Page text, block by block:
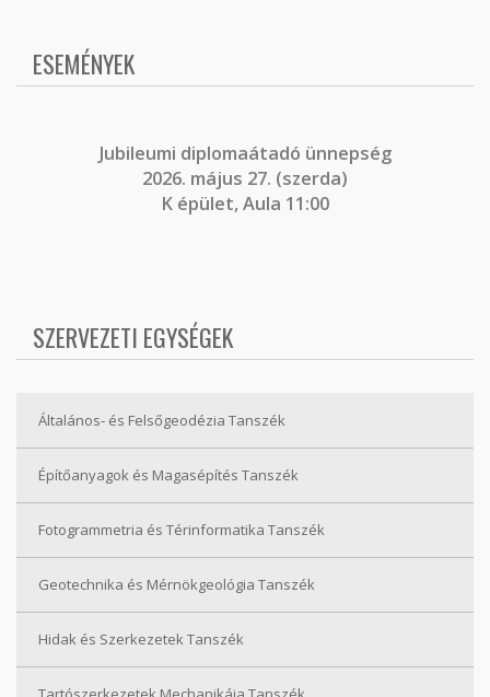
ESEMÉNYEK
Jubileumi diplomaátadó ünnepség
2026. május 27. (szerda)
K épület, Aula 11:00
SZERVEZETI EGYSÉGEK
Általános- és Felsőgeodézia Tanszék
Építőanyagok és Magasépítés Tanszék
Fotogrammetria és Térinformatika Tanszék
Geotechnika és Mérnökgeológia Tanszék
Hidak és Szerkezetek Tanszék